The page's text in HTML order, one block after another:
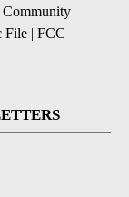
Community
File | FCC